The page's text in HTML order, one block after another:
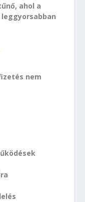
ahol a
nem